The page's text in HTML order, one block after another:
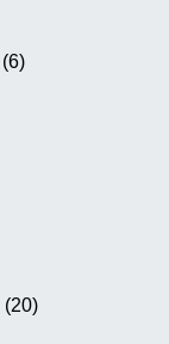
(6)
(20)